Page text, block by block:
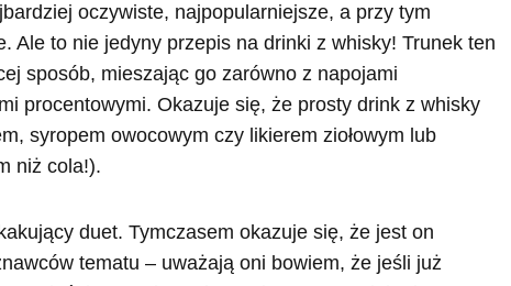
oczywiste, najpopularniejsze, a przy tym
Ale to nie jedyny przepis na drinki z whisky! Trunek ten
sposób, mieszając go zarówno z napojami
procentowymi. Okazuje się, że prosty drink z whisky
syropem owocowym czy likierem ziołowym lub
niż cola!).
duet. Tymczasem okazuje się, że jest on
tematu – uważają oni bowiem, że jeśli już